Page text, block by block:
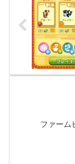
ファーム